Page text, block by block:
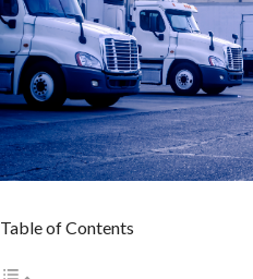
Table of Contents